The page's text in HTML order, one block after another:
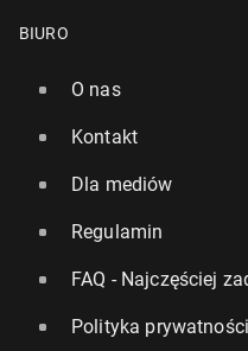
BIURO
O nas
Kontakt
Dla mediów
Regulamin
FAQ - Najczęściej
Polityka